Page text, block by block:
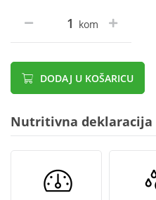
kom
DODAJ U KOŠARICU
Nutritivna deklaracija